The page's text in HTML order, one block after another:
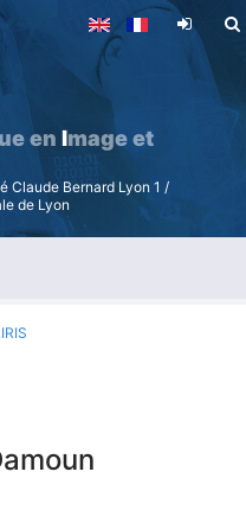
en Image et
Claude Bernard Lyon 1 /
de Lyon